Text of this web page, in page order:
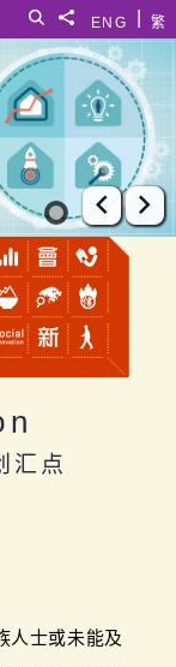
繁
ENG
分享給
搜寻
上一张
下
汇点
人士或未能及